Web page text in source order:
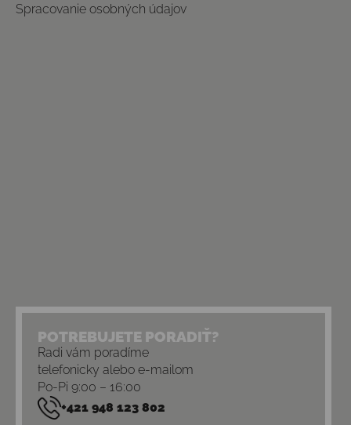
Spracovanie osobných údajov
POTREBUJETE PORADIŤ?
Radi vám poradíme
telefonicky alebo e-mailom
Po-Pi 9:00 – 16:00
+421 948 123 802